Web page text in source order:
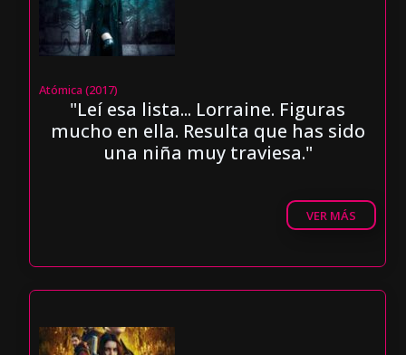
Atómica (2017)
"Leí esa lista... Lorraine. Figuras
mucho en ella. Resulta que has sido
una niña muy traviesa."
VER MÁS